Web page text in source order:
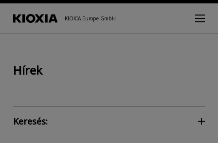
KIOXIA Europe GmbH
Hírek
Keresés: